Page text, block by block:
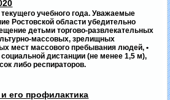
учебного года. Уважаемые
Ростовской области убедительно
детьми торгово-развлекательных
массовых, зрелищных
мест массового пребывания людей, •
дистанции (не менее 1,5 м),
либо респираторов.
его профилактика